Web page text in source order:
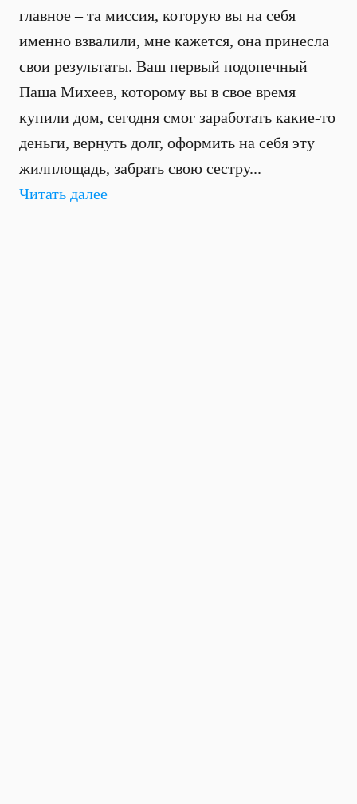
главное – та миссия, которую вы на себя
именно взвалили, мне кажется, она принесла
свои результаты. Ваш первый подопечный
Паша Михеев, которому вы в свое время
купили дом, сегодня смог заработать какие-то
деньги, вернуть долг, оформить на себя эту
жилплощадь, забрать свою сестру...
Читать далее